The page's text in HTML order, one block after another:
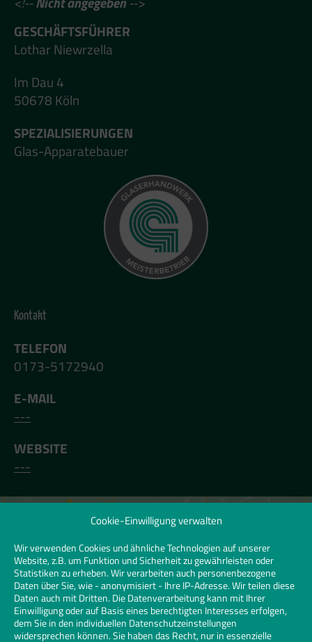
Cookie-Einwilligung verwalten
Wir verwenden Cookies und ähnliche Technologien auf unserer
Website, z.B. um Funktion und Sicherheit zu gewährleisten oder
Statistiken zu erheben. Wir verarbeiten auch personenbezogene
Daten über Sie, wie - anonymisiert - Ihre IP-Adresse. Wir teilen diese
Daten auch mit Dritten. Die Datenverarbeitung kann mit Ihrer
Einwilligung oder auf Basis eines berechtigten Interesses erfolgen,
dem Sie in den individuellen Datenschutzeinstellungen
widersprechen können. Sie haben das Recht, nur in essenzielle
GESCHÄFTSFÜHRER
Lothar Niewrzella
Im Dau 4
50678 Köln
SPEZIALISIERUNGEN
Glas-Apparatebauer
Kontakt
TELEFON
0173-5172940
E-MAIL
---
WEBSITE
---
Klicken Sie hier, um Marketing-Cookies zu
akzeptieren und diesen Inhalt zu
aktivieren | Click to accept marketing
cookies and enable this content